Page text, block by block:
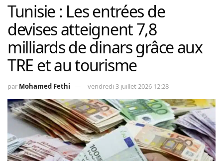
Tunisie : Les entrées de
devises atteignent 7,8
milliards de dinars grâce aux
TRE et au tourisme
par Mohamed Fethi vendredi 3 juillet 2026 12:28